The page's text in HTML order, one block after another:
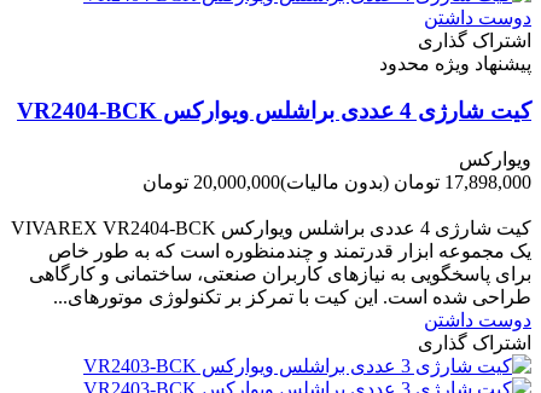
دوست داشتن
اشتراک گذاری
پیشنهاد ویژه محدود
کیت شارژی 4 عددی براشلس ویوارکس VR2404-BCK
ویوارکس
17,898,000 تومان
(بدون مالیات)20,000,000 تومان
کیت شارژی 4 عددی براشلس ویوارکس VIVAREX VR2404-BCK
یک مجموعه ابزار قدرتمند و چندمنظوره است که به طور خاص
برای پاسخگویی به نیازهای کاربران صنعتی، ساختمانی و کارگاهی
طراحی شده است. این کیت با تمرکز بر تکنولوژی موتورهای...
دوست داشتن
اشتراک گذاری